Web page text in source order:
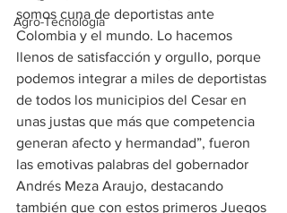
Agro-Tecnología
somos cuna de deportistas ante
Colombia y el mundo. Lo hacemos
llenos de satisfacción y orgullo, porque
podemos integrar a miles de deportistas
de todos los municipios del Cesar en
unas justas que más que competencia
generan afecto y hermandad”, fueron
las emotivas palabras del gobernador
Andrés Meza Araujo, destacando
también que con estos primeros Juegos